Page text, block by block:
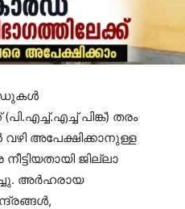
പിങ്ക്) തരം
അപേക്ഷിക്കാനുള്ള
ജില്ലാ
അർഹരായ